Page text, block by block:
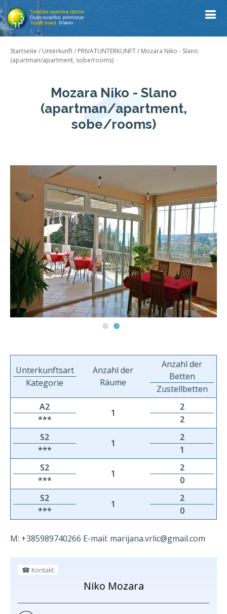
Startseite / Unterkunft/ PRIVATUNTERKUNFT/ Mozara Niko - Slano
(apartman/apartment, sobe/rooms)
Mozara Niko - Slano
(apartman/apartment,
sobe/rooms)
Unterkunftsart
Kategorie
Anzahl der
Räume
Anzahl der
Betten
Zustellbetten
A2
***
1
2
2
S2
***
1
2
1
S2
***
1
2
0
S2
***
1
2
0
M: +385989740266 E-mail: marijana.vrlic@gmail.com
☎ Kontakt:
Niko Mozara